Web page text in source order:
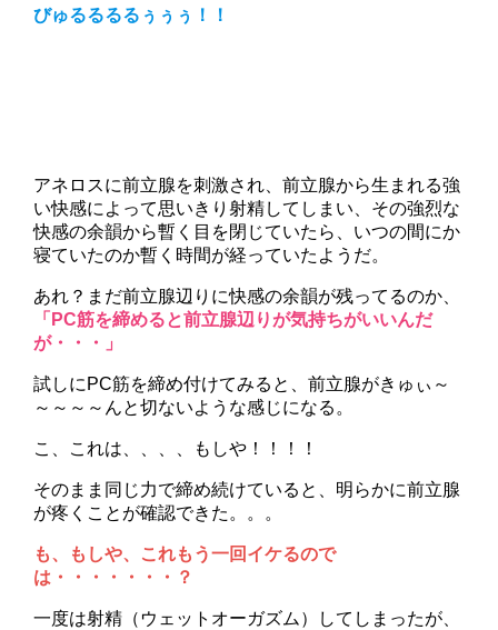
びゅるるるるぅぅぅ！！
アネロスに前立腺を刺激され、前立腺から生まれる強
い快感によって思いきり射精してしまい、その強烈な
快感の余韻から暫く目を閉じていたら、いつの間にか
寝ていたのか暫く時間が経っていたようだ。
あれ？まだ前立腺辺りに快感の余韻が残ってるのか、
「PC筋を締めると前立腺辺りが気持ちがいいんだ
が・・・」
試しにPC筋を締め付けてみると、前立腺がきゅぃ～
～～～～んと切ないような感じになる。
こ、これは、、、、もしや！！！！
そのまま同じ力で締め続けていると、明らかに前立腺
が疼くことが確認できた。。。
も、もしや、これもう一回イケるので
は・・・・・・・？
一度は射精（ウェットオーガズム）してしまったが、